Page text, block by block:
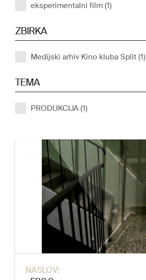
eksperimentalni film (1)
ZBIRKA
Medijski arhiv Kino kluba Split (1)
TEMA
PRODUKCIJA (1)
NASLOV: